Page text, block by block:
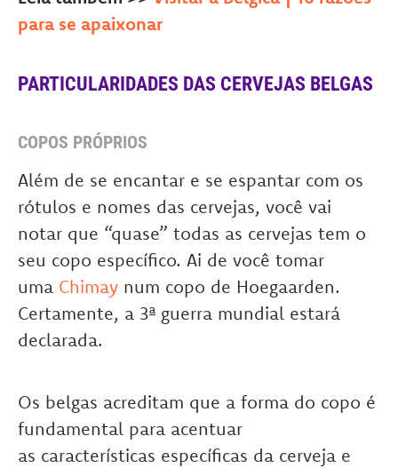
para se apaixonar
PARTICULARIDADES DAS CERVEJAS BELGAS
COPOS PRÓPRIOS
Além de se encantar e se espantar com os
rótulos e nomes das cervejas, você vai
notar que “quase” todas as cervejas tem o
seu copo específico. Ai de você tomar
uma Chimay num copo de Hoegaarden.
Certamente, a 3ª guerra mundial estará
declarada.
Os belgas acreditam que a forma do copo é
fundamental para acentuar
as características específicas da cerveja e